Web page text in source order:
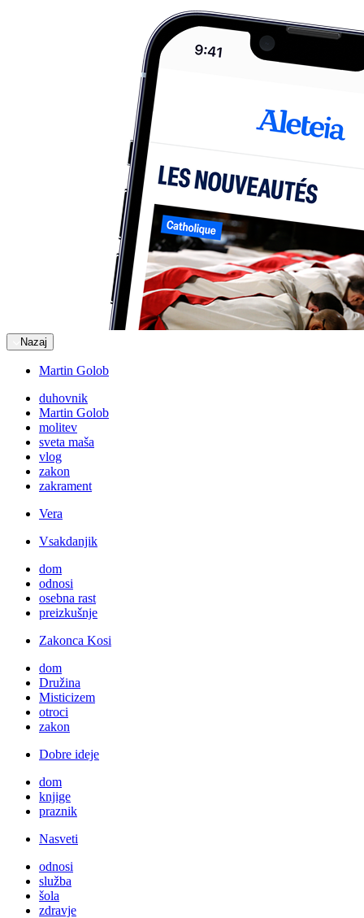
Nazaj
Martin Golob
duhovnik
Martin Golob
molitev
sveta maša
vlog
zakon
zakrament
Vera
Vsakdanjik
dom
odnosi
osebna rast
preizkušnje
Zakonca Kosi
dom
Družina
Misticizem
otroci
zakon
Dobre ideje
dom
knjige
praznik
Nasveti
odnosi
služba
šola
zdravje